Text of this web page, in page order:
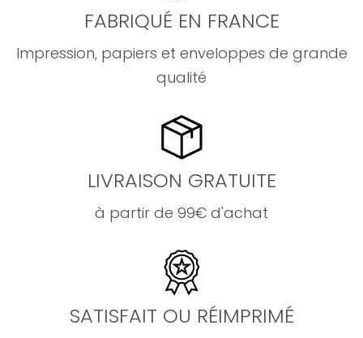
FABRIQUÉ EN FRANCE
Impression, papiers et enveloppes de grande
qualité
LIVRAISON GRATUITE
à partir de 99€ d'achat
SATISFAIT OU RÉIMPRIMÉ